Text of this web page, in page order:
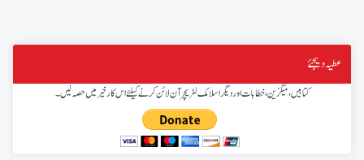
عطیہ دیجئے
کتابیں، میگزین، خطابات اور دیگر اسلامک لٹریچر آن لائن کرنے کیلئے اس کار خیر میں حصہ لیں۔